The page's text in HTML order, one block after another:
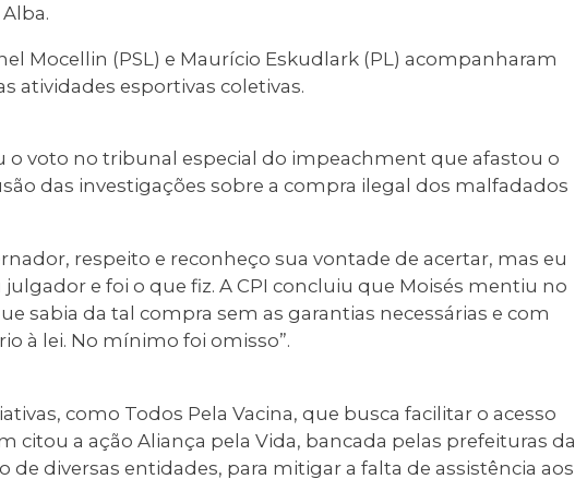
Mocellin (PSL) e Maurício Eskudlark (PL) acompanharam
atividades esportivas coletivas.
o voto no tribunal especial do impeachment que afastou o
das investigações sobre a compra ilegal dos malfadados
respeito e reconheço sua vontade de acertar, mas eu
e foi o que fiz. A CPI concluiu que Moisés mentiu no
sabia da tal compra sem as garantias necessárias e com
à lei. No mínimo foi omisso”.
como Todos Pela Vacina, que busca facilitar o acesso
citou a ação Aliança pela Vida, bancada pelas prefeituras da
de diversas entidades, para mitigar a falta de assistência aos